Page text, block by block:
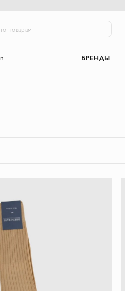
товарам
БРЕНДЫ